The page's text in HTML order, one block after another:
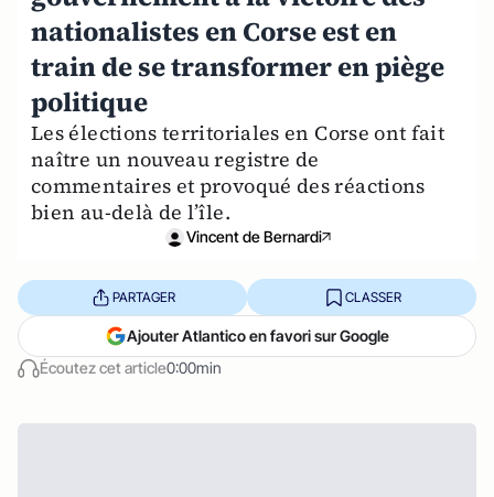
nationalistes en Corse est en
train de se transformer en piège
politique
Les élections territoriales en Corse ont fait
naître un nouveau registre de
commentaires et provoqué des réactions
bien au-delà de l’île.
Vincent de Bernardi
Écoutez cet article0:00min
PARTAGER CLASSER
Ajouter Atlantico en favori sur Google